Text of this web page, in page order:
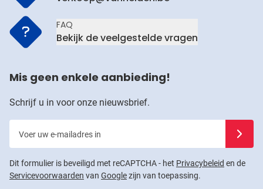
FAQ
Bekijk de veelgestelde vragen
Mis geen enkele aanbieding!
Schrijf u in voor onze nieuwsbrief.
Dit formulier is beveiligd met reCAPTCHA - het Privacybeleid en de
Servicevoorwaarden van Googlezijn van toepassing.